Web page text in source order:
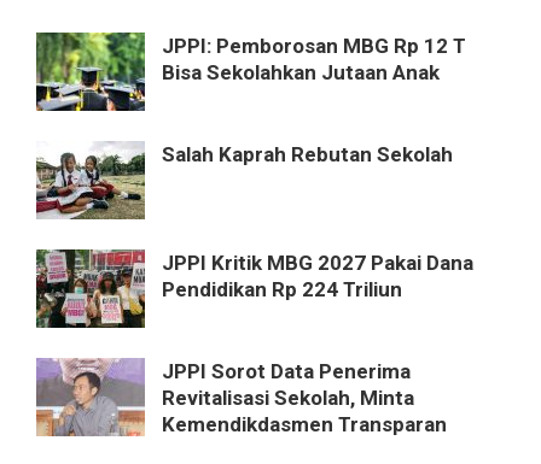
JPPI: Pemborosan MBG Rp 12 T
Bisa Sekolahkan Jutaan Anak
Salah Kaprah Rebutan Sekolah
JPPI Kritik MBG 2027 Pakai Dana
Pendidikan Rp 224 Triliun
JPPI Sorot Data Penerima
Revitalisasi Sekolah, Minta
Kemendikdasmen Transparan